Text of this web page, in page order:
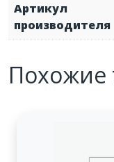
Артикул
производителя
Похожие